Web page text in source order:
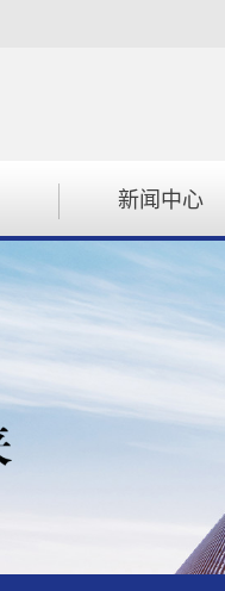
新闻中心
新闻动态
行业动态